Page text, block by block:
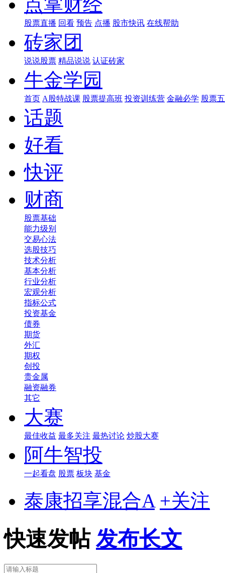
股票直播 回看 预告 点播 股市快讯 在线帮助
砖家团
说说股票 精品说说 认证砖家
牛金学园
首页 A股特战课 股票提高班 投资训练营 金融必学 股票
话题
好看
快评
财商
股票基础
能力级别
交易心法
选股技巧
技术分析
基本分析
行业分析
宏观分析
指标公式
投资基金
债券
期货
外汇
期权
创投
贵金属
融资融券
其它
大赛
最佳收益 最多关注 最热讨论 炒股大赛
阿牛智投
一起看盘 股票 板块 基金
泰康招享混合A +关注
快速发帖 发布长文